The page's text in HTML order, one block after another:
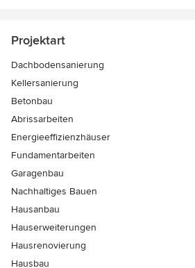
Projektart
Dachbodensanierung
Kellersanierung
Betonbau
Abrissarbeiten
Energieeffizienzhäuser
Fundamentarbeiten
Garagenbau
Nachhaltiges Bauen
Hausanbau
Hauserweiterungen
Hausrenovierung
Hausbau